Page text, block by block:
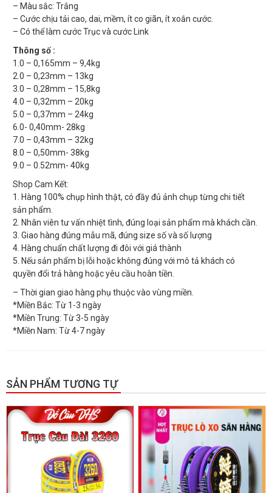
– Màu sắc: Trắng
– Cước chịu tải cao, dai, mềm, ít co giãn, ít xoắn cước.
– Có thể làm cước Trục và cước Link
Thông số :
1.0 – 0,165mm – 9,4kg
2.0 – 0,23mm – 13kg
3.0 – 0,28mm – 15,8kg
4.0 – 0,32mm – 20kg
5.0 – 0,37mm – 24kg
6.0- 0,40mm- 28kg
7.0 – 0,43mm – 32kg
8.0 – 0,50mm- 38kg
9.0 – 0.52mm- 40kg
Shop Cam Kết:
1. Hàng 100% chụp hình thật, có đầy đủ ảnh chụp từng chi tiết
sản phẩm.
2. Nhân viên tư vấn nhiệt tình, đúng loại sản phẩm mà khách cần.
3. Giao hàng đúng mẫu mã, đúng size số và số lượng
4. Hàng chuẩn chất lượng đi đôi với giá thành
5. Nếu sản phẩm bị lỗi hoặc không đúng với mô tả khách có
quyền đổi trả hàng hoặc yêu cầu hoàn tiền.
– Thời gian giao hàng phụ thuộc vào vùng miền.
*Miền Bắc: Từ 1-3 ngày
*Miền Trung: Từ 3-5 ngày
*Miền Nam: Từ 4-7 ngày
SẢN PHẨM TƯƠNG TỰ
GIẢM GIÁ! GIẢM GIÁ!